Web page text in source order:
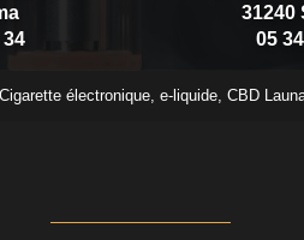
34
31240
05
Cigarette électronique, e-liquide, CBD